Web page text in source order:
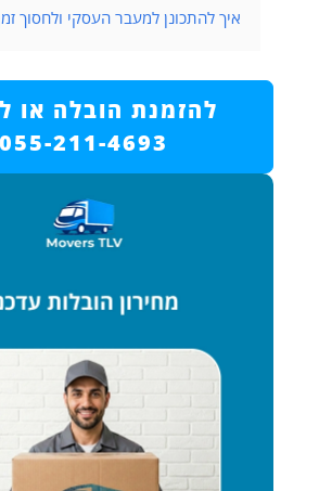
איך להתכונן למעבר העסקי ולחסוך
להזמנת הובלה או
055-211-4693